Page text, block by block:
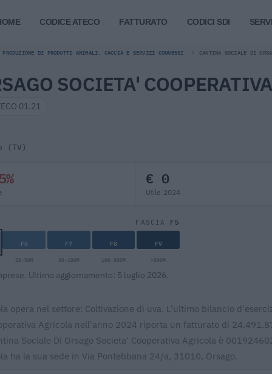
CODICE ATECO FATTURATO CODICI SDI
DI PRODOTTI ANIMALI, CACCIA E SERVIZI CONNESSI CANTINA SOCIALE DI
SOCIETA'
01.21
(TV)
€ 0
Utile 2024
FASCIA F5
F6 F7 F8 F9
25-50M 50-100M 100-500M >500M
Ultimo aggiornamento: 5 luglio 2026.
opera nel settore: Coltivazione di uva. L'ultimo bilancio
Agricola nell'anno 2024 riporta un fatturato di
Sociale Di Orsago Societa' Cooperativa Agricola è
ha la sua sede in Via Pontebbana 24/a, 31010, Orsago.